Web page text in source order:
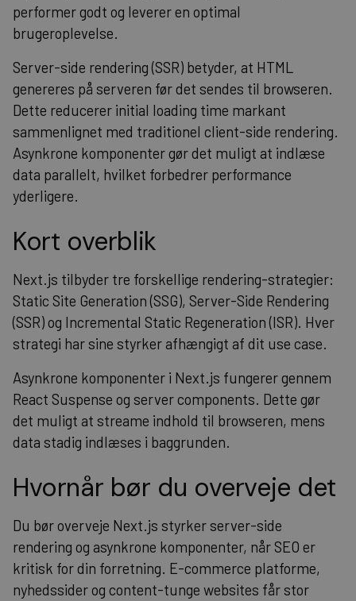
performer godt og leverer en optimal
brugeroplevelse.
Server-side rendering (SSR) betyder, at HTML
genereres på serveren før det sendes til browseren.
Dette reducerer initial loading time markant
sammenlignet med traditionel client-side rendering.
Asynkrone komponenter gør det muligt at indlæse
data parallelt, hvilket forbedrer performance
yderligere.
Kort overblik
Next.js tilbyder tre forskellige rendering-strategier:
Static Site Generation (SSG), Server-Side Rendering
(SSR) og Incremental Static Regeneration (ISR). Hver
strategi har sine styrker afhængigt af dit use case.
Asynkrone komponenter i Next.js fungerer gennem
React Suspense og server components. Dette gør
det muligt at streame indhold til browseren, mens
data stadig indlæses i baggrunden.
Hvornår bør du overveje det
Du bør overveje Next.js styrker server-side
rendering og asynkrone komponenter, når SEO er
kritisk for din forretning. E-commerce platforme,
nyhedssider og content-tunge websites får stor